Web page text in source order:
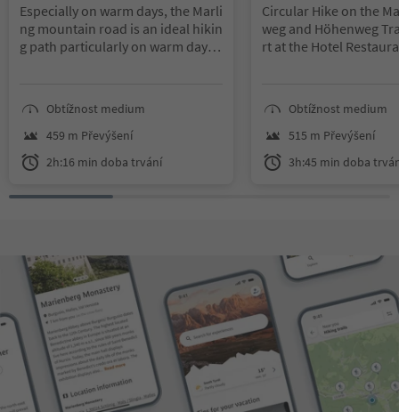
Especially on warm days, the Marli
ng mountain road is an ideal hikin
g path particularly on warm days,
Obtížnost medium
459 m Převýšení
2h:16 min doba trvání
Circular Hike on the
weg and Höhenweg
rt at the Hotel
Obtížnost medium
515 m Převýšení
3h:45 min doba